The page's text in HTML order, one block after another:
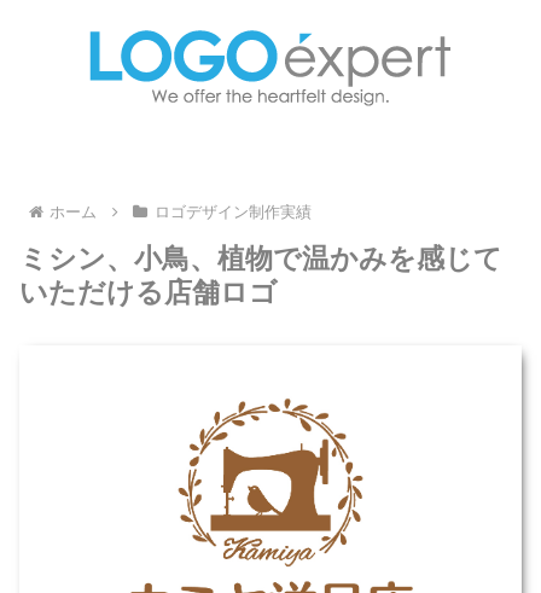
ホーム ロゴデザイン制作実績
ミシン、小鳥、植物で温かみを感じて
いただける店舗ロゴ